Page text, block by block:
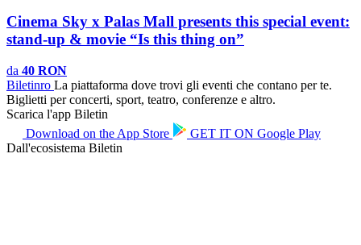
Cinema Sky x Palas Mall presents this special event:
stand-up & movie “Is this thing on”
da 40 RON
Biletinro La piattaforma dove trovi gli eventi che contano per te.
Biglietti per concerti, sport, teatro, conferenze e altro.
Scarica l'app Biletin
Download on the App Store GET IT ON Google Play
Dall'ecosistema Biletin